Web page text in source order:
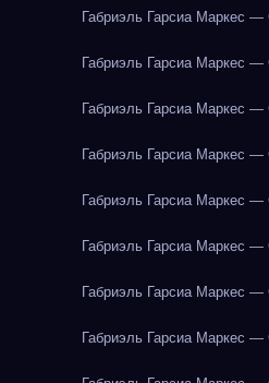
Габриэль Гарсиа Маркес —
Габриэль Гарсиа Маркес —
Габриэль Гарсиа Маркес —
Габриэль Гарсиа Маркес —
Габриэль Гарсиа Маркес —
Габриэль Гарсиа Маркес —
Габриэль Гарсиа Маркес —
Габриэль Гарсиа Маркес —